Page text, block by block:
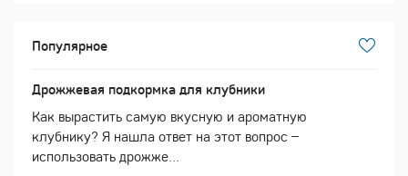
Популярное
Дрожжевая подкормка для клубники
Как вырастить самую вкусную и ароматную
клубнику? Я нашла ответ на этот вопрос –
использовать дрожже...